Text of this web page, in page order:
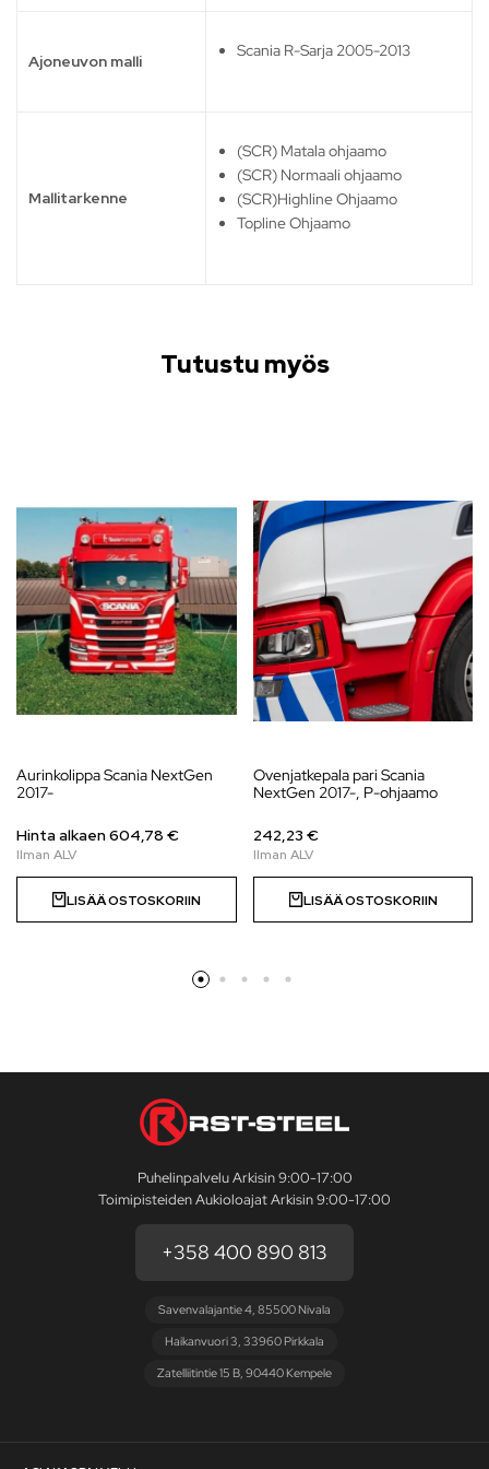
Ajoneuvon malli
Scania R-Sarja 2005-2013
Mallitarkenne
(SCR) Matala ohjaamo
(SCR) Normaali ohjaamo
(SCR)Highline Ohjaamo
Topline Ohjaamo
Tutustu myös
Aurinkolippa Scania NextGen
2017-
Hinta alkaen604,78 €
LISÄÄ OSTOSKORIIN
Ovenjatkepala pari Scania
NextGen 2017-, P-ohjaamo
242,23 €
LISÄÄ OSTOSKORIIN
Puhelinpalvelu Arkisin 9:00-17:00
Toimipisteiden Aukioloajat Arkisin 9:00-17:00
+358 400 890 813
Savenvalajantie 4, 85500 Nivala
Haikanvuori 3, 33960 Pirkkala
Zatelliitintie 15 B, 90440 Kempele